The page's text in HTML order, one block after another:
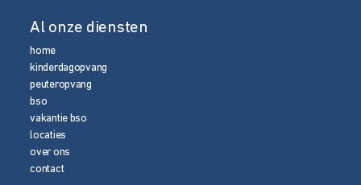
Al onze diensten
home
kinderdagopvang
peuteropvang
bso
vakantie bso
locaties
over ons
contact